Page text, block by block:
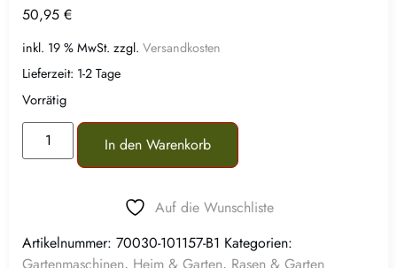
50,95 €
inkl. 19 % MwSt. zzgl. Versandkosten
Lieferzeit: 1-2 Tage
Vorrätig
In den Warenkorb
Auf die Wunschliste
Artikelnummer: 70030-101157-B1 Kategorien: